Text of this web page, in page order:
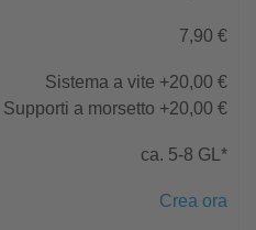
7,90 €
Sistema a vite +20,00 €
Supporti a morsetto +20,00 €
ca. 5-8 GL*
Crea ora